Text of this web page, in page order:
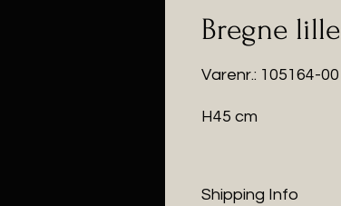
Bregne lille
Varenr.: 105164-00
H45 cm
Shipping Info